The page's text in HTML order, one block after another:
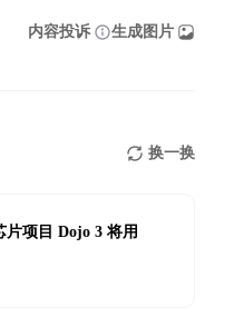
内容投诉 生成图片
换一换
项目 Dojo 3 将用